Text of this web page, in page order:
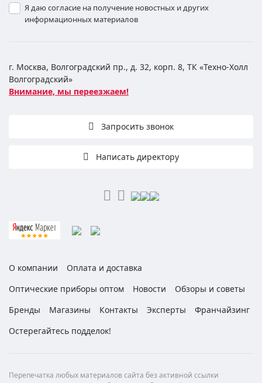
Я даю согласие на получение новостных и других
информационных материалов
г. Москва, Волгоградский пр., д. 32, корп. 8, ТК «Техно-Холл
Волгоградский»
Внимание, мы переезжаем!
Запросить звонок
Написать директору
О компании
Оплата и доставка
Оптические приборы оптом
Новости
Обзоры и советы
Бренды
Магазины Контакты Эксперты
Франчайзинг
Остерегайтесь подделок!
Перепечатка любых материалов сайта без активной ссылки